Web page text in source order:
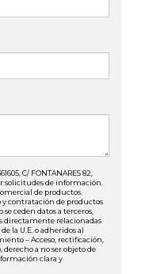
C/ FONTANARES 82,
solicitudes de información.
de productos.
y contratación de productos
se ceden datos a terceros,
directamente relacionadas
la U.E. o adheridos al
– Acceso, rectificación,
a no ser objeto de
clara y